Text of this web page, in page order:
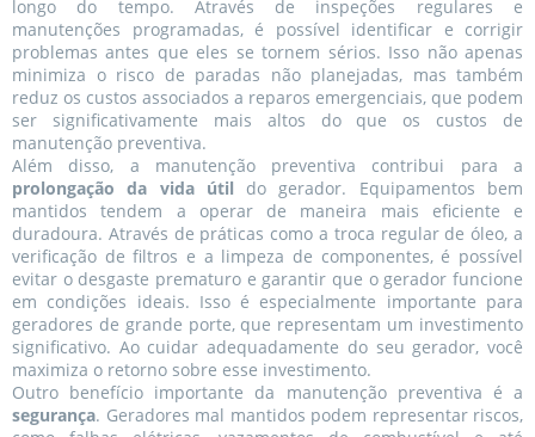
longo do tempo. Através de inspeções regulares e
manutenções programadas, é possível identificar e corrigir
problemas antes que eles se tornem sérios. Isso não apenas
minimiza o risco de paradas não planejadas, mas também
reduz os custos associados a reparos emergenciais, que podem
ser significativamente mais altos do que os custos de
manutenção preventiva.
Além disso, a manutenção preventiva contribui para a
prolongação da vida útil do gerador. Equipamentos bem
mantidos tendem a operar de maneira mais eficiente e
duradoura. Através de práticas como a troca regular de óleo, a
verificação de filtros e a limpeza de componentes, é possível
evitar o desgaste prematuro e garantir que o gerador funcione
em condições ideais. Isso é especialmente importante para
geradores de grande porte, que representam um investimento
significativo. Ao cuidar adequadamente do seu gerador, você
maximiza o retorno sobre esse investimento.
Outro benefício importante da manutenção preventiva é a
segurança. Geradores mal mantidos podem representar riscos,